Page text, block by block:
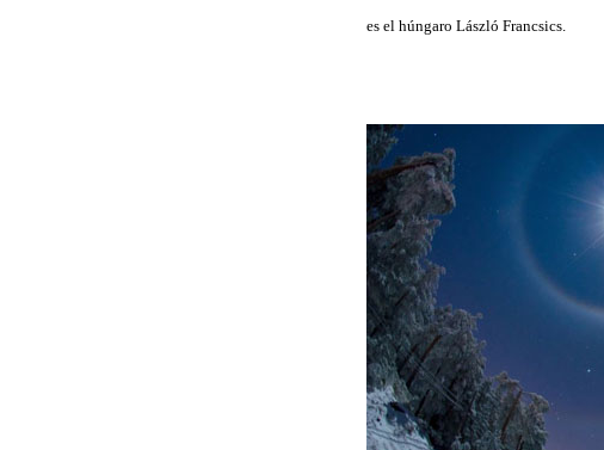
es el húngaro László Francsics.